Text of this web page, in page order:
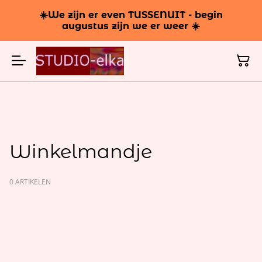
☀️We zijn er even TUSSENUIT - begin
augustus zijn we er weer ☀️
Winkelmandje
0 ARTIKELEN